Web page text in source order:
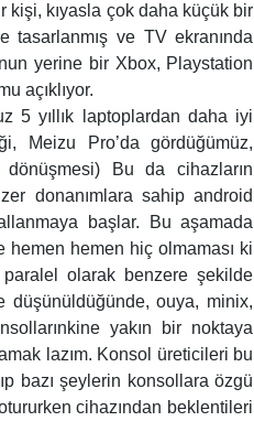
kişi, kıyasla çok daha küçük bir
ve TV ekranında
yerine bir Xbox, Playstation
açıklıyor.
5 yıllık laptoplardan daha iyi
Meizu Pro’da gördüğümüz,
Bu da cihazların
donanımlara sahip android
başlar. Bu aşamada
hemen hemen hiç olmaması ki
olarak benzere şekilde
düşünüldüğünde, ouya, minix,
yakın bir noktaya
lazım. Konsol üreticileri bu
bazı şeylerin konsollara özgü
cihazından beklentileri